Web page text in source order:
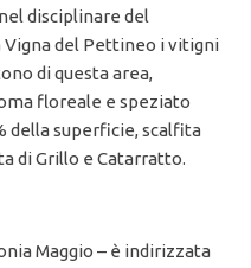
disciplinare del
Vigna del Pettineo i vitigni
di questa area,
floreale e speziato
della superficie, scalfita
di Grillo e Catarratto.
Maggio – è indirizzata